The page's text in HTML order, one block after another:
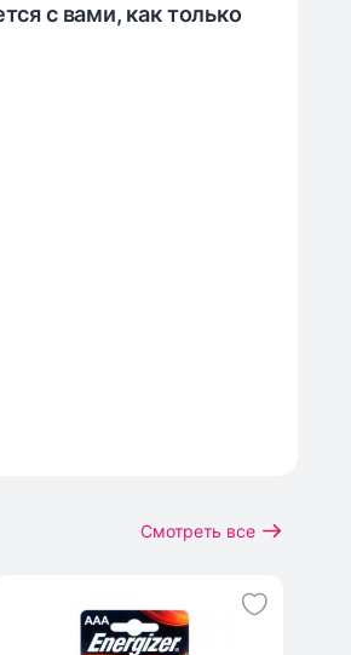
с вами, как только
Смотреть все